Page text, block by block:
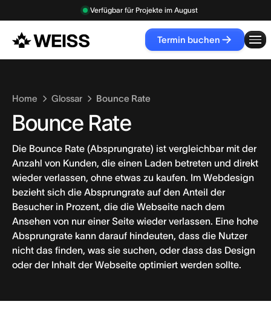
Verfügbar für Projekte im August
Termin buchen
Termin
Home Glossar Bounce Rate
Bounce Rate
Die Bounce Rate (Absprungrate) ist vergleichbar mit der
Anzahl von Kunden, die einen Laden betreten und direkt
wieder verlassen, ohne etwas zu kaufen. Im Webdesign
bezieht sich die Absprungrate auf den Anteil der
Besucher in Prozent, die die Webseite nach dem
Ansehen von nur einer Seite wieder verlassen. Eine hohe
Absprungrate kann darauf hindeuten, dass die Nutzer
nicht das finden, was sie suchen, oder dass das Design
oder der Inhalt der Webseite optimiert werden sollte.